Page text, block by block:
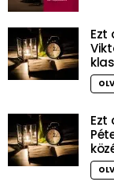
Ezt
Ezt